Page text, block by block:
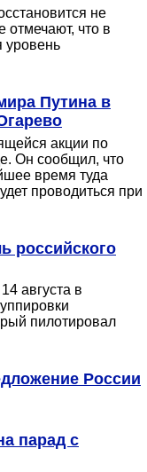
не
отмечают, что в
уровень
Путина в
акции по
Он сообщил, что
время туда
проводиться при
российского
августа в
пилотировал
России
парад с